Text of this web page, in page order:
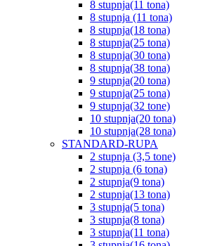
8 stupnja(11 tona)
8 stupnja (11 tona)
8 stupnja(18 tona)
8 stupnja(25 tona)
8 stupnja(30 tona)
8 stupnja(38 tona)
9 stupnja(20 tona)
9 stupnja(25 tona)
9 stupnja(32 tone)
10 stupnja(20 tona)
10 stupnja(28 tona)
STANDARD-RUPA
2 stupnja (3,5 tone)
2 stupnja (6 tona)
2 stupnja(9 tona)
2 stupnja(13 tona)
3 stupnja(5 tona)
3 stupnja(8 tona)
3 stupnja(11 tona)